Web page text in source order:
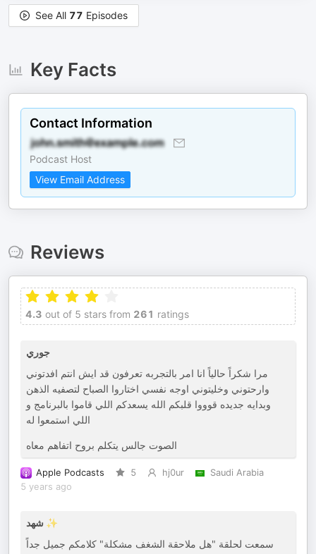
See All 77 Episodes
Key Facts
Contact Information
Podcast Host
View Email Address
Reviews
4.3 out of 5 stars from 261 ratings
جوري
مرا شكراً حالياً انا امر بالتجربه تعرفون قد ايش انتم افدتوني
وارحتوني وخليتوني اوجه نفسي اختاروا الصباح لتصفيه الذهن
وبدايه جديده قوووا قلبكم الله يسعدكم اللي قاموا بالبرنامج و
اللي استمعوا له
الصوت جالس يتكلم بروح اتفاهم معاه
Apple Podcasts 5 hj0ur
Saudi Arabia
5 years ago
شهد ✨
سمعت لحلقة "هل ملاحقة الشغف مشكلة" كلامكم جميل جداً